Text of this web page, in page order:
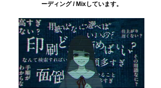
ーディング / Mixしています。